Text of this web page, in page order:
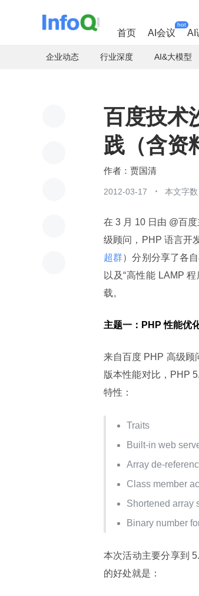
首页 AI会议
hot
AI
企业动态 行业深度 AI&大模型
百度技术
践（含资
贾国清
2012-03-17 本文字
在 3 月 10 日由 @百
级顾问，PHP 语言开
超群）分别分享了各
以及“高性能 LAMP
载。
主题一：PHP 性能优
来自百度 PHP 高级顾
版本性能对比，PHP
特性：
Traits
Built-in web
Array de-
Class member
Shortened array
Binary number
本次活动主要分享到
的好处就是：